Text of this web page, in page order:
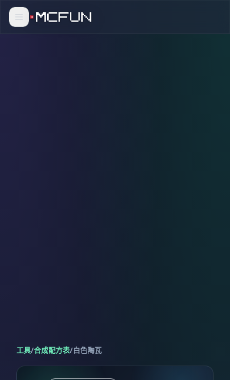
工具/合成配方表/白色陶瓦